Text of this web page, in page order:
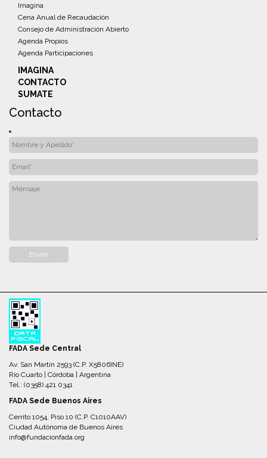
Imagina
Cena Anual de Recaudación
Consejo de Administración Abierto
Agenda Propios
Agenda Participaciones
IMAGINA
CONTACTO
SUMATE
Contacto
FADA Sede Central
Av. San Martín 2593 (C.P. X5806INE)
Río Cuarto | Córdoba | Argentina
Tel.: (0358) 421 0341
FADA Sede Buenos Aires
Cerrito 1054, Piso 10 (C.P. C1010AAV)
Ciudad Autónoma de Buenos Aires
info@fundacionfada.org